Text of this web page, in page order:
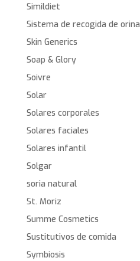
Simildiet
Sistema de recogida de orina
Skin Generics
Soap & Glory
Soivre
Solar
Solares corporales
Solares faciales
Solares infantil
Solgar
soria natural
St. Moriz
Summe Cosmetics
Sustitutivos de comida
Symbiosis